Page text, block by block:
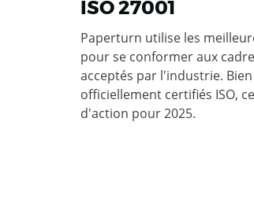
ISO 27001
Paperturn utilise les
pour se conformer aux
acceptés par l'industrie.
officiellement certifiés ISO,
d'action pour 2025.